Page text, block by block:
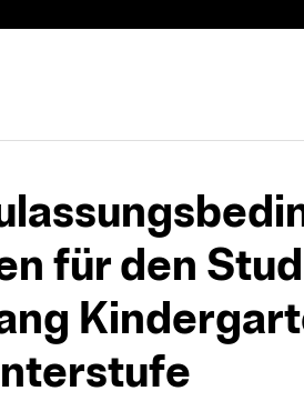
für den